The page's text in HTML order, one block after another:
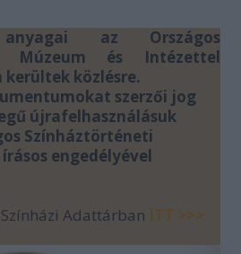
az Országos
Múzeum és Intézettel
közlésre.
szerzői jog
újrafelhasználásuk
Színháztörténeti
engedélyével
Adattárban ITT >>>